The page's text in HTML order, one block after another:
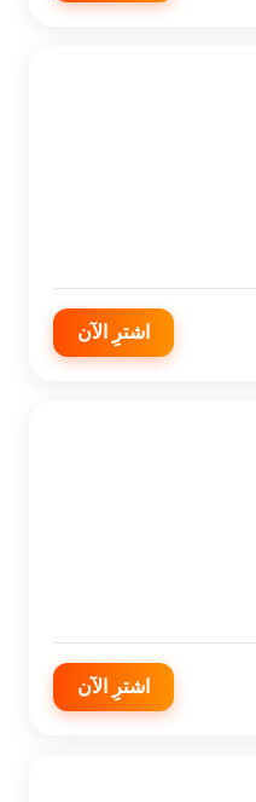
اشترِ الآن
اشترِ الآن